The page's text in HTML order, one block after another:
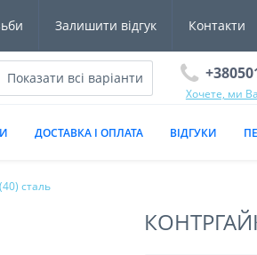
Залишити відгук Контакти
Показати всі варіанти
Хочете, ми
ДОСТАВКА І ОПЛАТА ВІДГУКИ
сталь